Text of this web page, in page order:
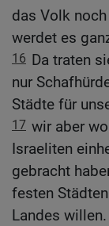
das Volk
werdet es
16 Da traten
nur
Städte für
17 wir aber
Israeliten
gebracht
festen
Landes willen.